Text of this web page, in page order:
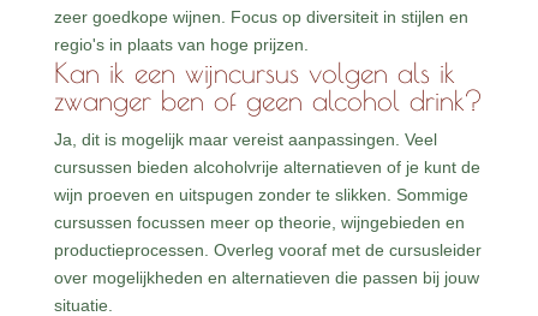
zeer goedkope wijnen. Focus op diversiteit in stijlen en
regio's in plaats van hoge prijzen.
Kan ik een wijncursus volgen als ik
zwanger ben of geen alcohol drink?
Ja, dit is mogelijk maar vereist aanpassingen. Veel
cursussen bieden alcoholvrije alternatieven of je kunt de
wijn proeven en uitspugen zonder te slikken. Sommige
cursussen focussen meer op theorie, wijngebieden en
productieprocessen. Overleg vooraf met de cursusleider
over mogelijkheden en alternatieven die passen bij jouw
situatie.